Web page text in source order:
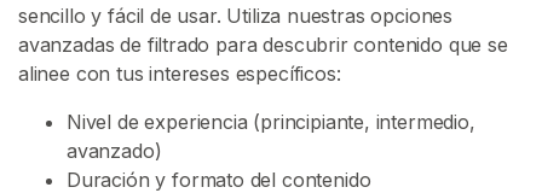
sencillo y fácil de usar. Utiliza nuestras opciones
avanzadas de filtrado para descubrir contenido que se
alinee con tus intereses específicos:
Nivel de experiencia (principiante, intermedio,
avanzado)
Duración y formato del contenido
m
C
E